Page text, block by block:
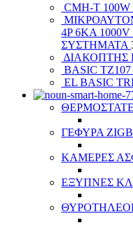
CMH-T 100W
4P 6KA
ΣΥΣΤΗΜΑΤΑ
ΔΙΑΚΟΠΤΗΣ
BASIC
EL BASIC
ΓΕΦΥΡΑ
ΚΑΜΕΡΕΣ
ΕΞΥΠΝΕΣ